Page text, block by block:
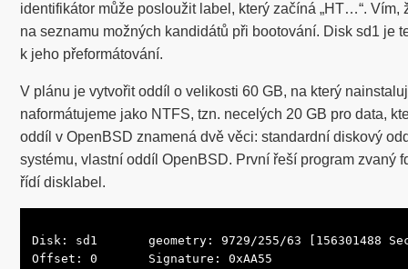
identifikátor může posloužit label, který začíná „HT…“.
na seznamu možných kandidátů při bootování. Disk sd1 je
k jeho přeformátování.
V plánu je vytvořit oddíl o velikosti 60 GB, na který
naformátujeme jako NTFS, tzn. necelých 20 GB pro data,
oddíl v OpenBSD znamená dvě věci: standardní diskový
systému, vlastní oddíl OpenBSD. První řeší program zvaný
řídí disklabel.
Disk: sd1       geometry: 9729/255/63 [156301488
Offset: 0       Signature: 0xAA55